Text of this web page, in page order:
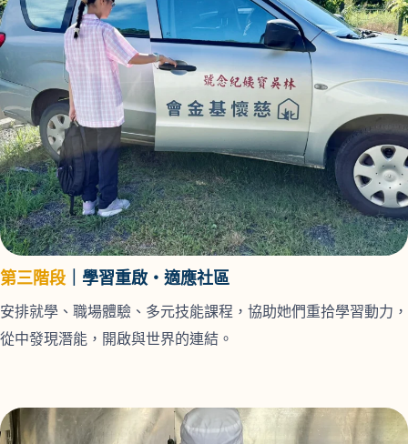
第三階段 ｜學習重啟・適應社區
安排就學、職場體驗、多元技能課程，協助她們重拾學習動力，
從中發現潛能，開啟與世界的連結。